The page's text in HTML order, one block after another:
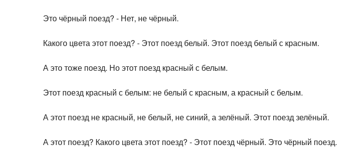
Это чёрный поезд? - Нет, не чёрный.
Какого цвета этот поезд? - Этот поезд белый. Этот поезд белый с красным.
А это тоже поезд. Но этот поезд красный с белым.
Этот поезд красный с белым: не белый с красным, а красный с белым.
А этот поезд не красный, не белый, не синий, а зелёный. Этот поезд зелёный.
А этот поезд? Какого цвета этот поезд? - Этот поезд чёрный. Это чёрный поезд.